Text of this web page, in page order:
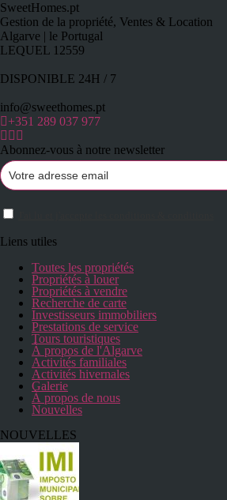
SweetHomes.pt
Gestion de la propriété, Ventes & Location
Algarve | le Portugal
LEQUEL 12559
DISPONIBLE 24H / 7
info@sweethomes.pt
+351 289 037 977
Abonnez-vous à notre newsletter
Liens utiles
Toutes les propriétés
Propriétés à louer
Propriétés à vendre
Recherche de carte
Investisseurs immobiliers
Prestations de service
Tours touristiques
À propos de l'Algarve
Activités familiales
Activités hivernales
Galerie
À propos de nous
Nouvelles
NOUVELLES